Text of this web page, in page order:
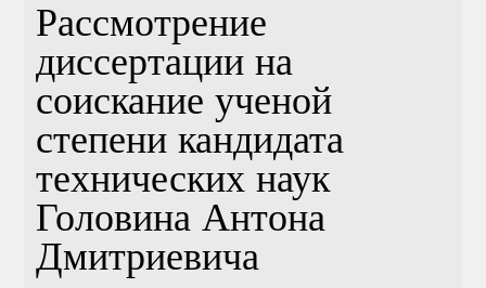
Рассмотрение
диссертации на
соискание ученой
степени кандидата
технических наук
Головина Антона
Дмитриевича